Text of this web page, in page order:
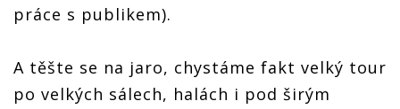
práce s publikem).
A těšte se na jaro, chystáme fakt velký tour
po velkých sálech, halách i pod širým